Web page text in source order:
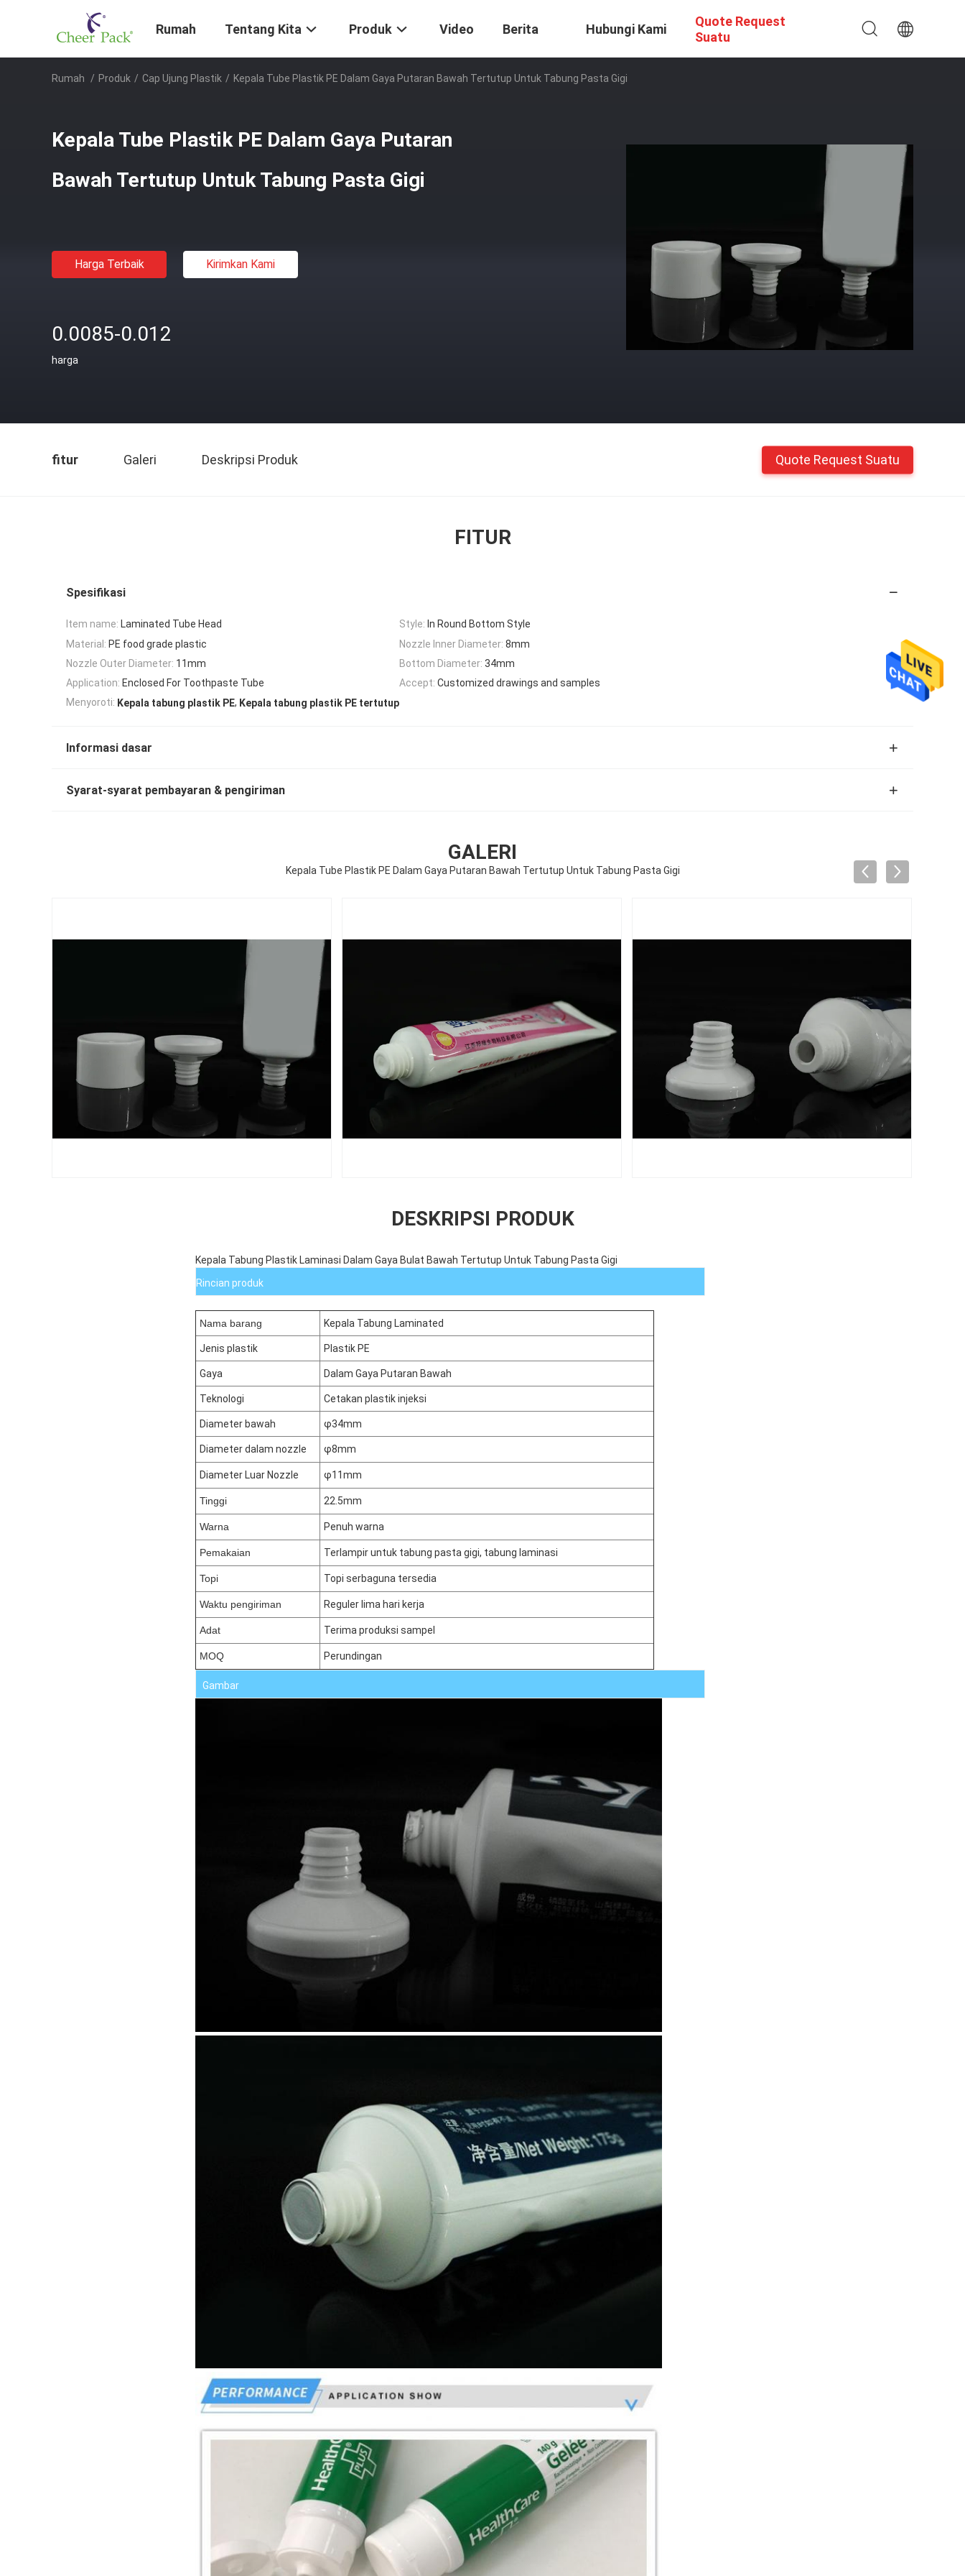
Rumah Tentang Kita Produk Video Berita Hubungi Kami
Quote Request
Suatu
Rumah / Produk / Cap Ujung Plastik / Kepala Tube Plastik PE Dalam Gaya Putaran Bawah Tertutup Untuk Tabung Pasta Gigi
Kepala Tube Plastik PE Dalam Gaya Putaran
Bawah Tertutup Untuk Tabung Pasta Gigi
Harga Terbaik Kirimkan Kami
0.0085-0.012
harga
fitur Galeri Deskripsi Produk Quote Request Suatu
FITUR
Spesifikasi
Item name: Laminated Tube Head Style: In Round Bottom Style
Material: PE food grade plastic Nozzle Inner Diameter: 8mm
Nozzle Outer Diameter: 11mm Bottom Diameter: 34mm
Application: Enclosed For Toothpaste Tube Accept: Customized drawings and samples
Menyoroti: Kepala tabung plastik PE, Kepala tabung plastik PE tertutup
Informasi dasar
Syarat-syarat pembayaran & pengiriman
GALERI
Kepala Tube Plastik PE Dalam Gaya Putaran Bawah Tertutup Untuk Tabung Pasta Gigi
DESKRIPSI PRODUK
Kepala Tabung Plastik Laminasi Dalam Gaya Bulat Bawah Tertutup Untuk Tabung Pasta Gigi
Rincian produk
Nama barang Kepala Tabung Laminated
Jenis plastik Plastik PE
Gaya Dalam Gaya Putaran Bawah
Teknologi Cetakan plastik injeksi
Diameter bawah φ34mm
Diameter dalam nozzle φ8mm
Diameter Luar Nozzle φ11mm
Tinggi 22.5mm
Warna Penuh warna
Pemakaian Terlampir untuk tabung pasta gigi, tabung laminasi
Topi Topi serbaguna tersedia
Waktu pengiriman Reguler lima hari kerja
Adat Terima produksi sampel
MOQ Perundingan
Gambar